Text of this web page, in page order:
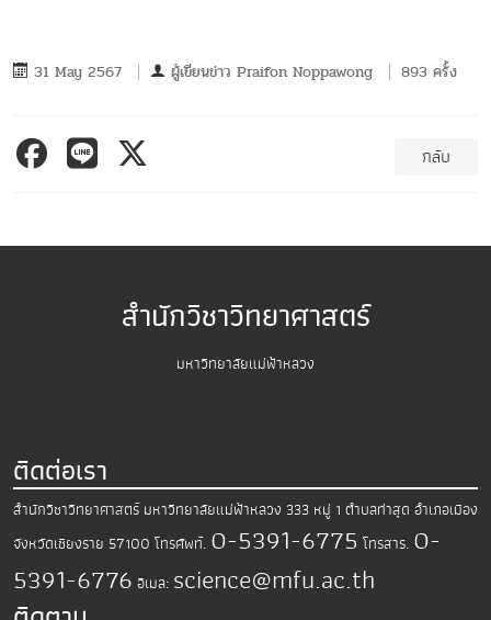
31 May 2567 ผู้เขียนข่าว Praifon Noppawong 893 ครั้ง
กลับ
สำนักวิชาวิทยาศาสตร์
มหาวิทยาลัยแม่ฟ้าหลวง
ติดต่อเรา
สำนักวิชาวิทยาศาสตร์ มหาวิทยาลัยแม่ฟ้าหลวง 333 หมู่ 1 ตำบลท่าสุด อำเภอเมือง
จังหวัดเชียงราย 57100 โทรศัพท์. 0-5391-6775 โทรสาร. 0-
5391-6776 อีเมล: science@mfu.ac.th